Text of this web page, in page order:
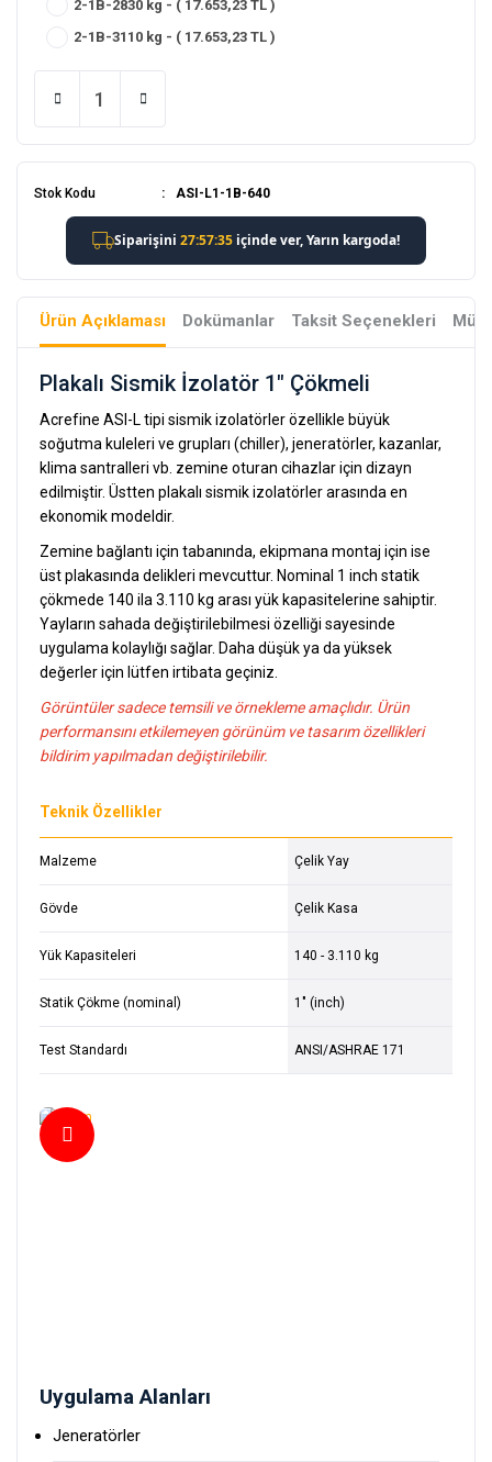
Stok Kodu ASI-L1-1B-640
2-1B-2830 kg - ( 17.653,23 TL )
2-1B-3110 kg - ( 17.653,23 TL )
Ürün Açıklaması Dokümanlar Taksit Seçenekleri
Plakalı Sismik İzolatör 1" Çökmeli
Acrefine ASI-L tipi sismik izolatörler özellikle büyük
soğutma kuleleri ve grupları (chiller), jeneratörler, kazanlar,
klima santralleri vb. zemine oturan cihazlar için dizayn
edilmiştir. Üstten plakalı sismik izolatörler arasında en
ekonomik modeldir.
Zemine bağlantı için tabanında, ekipmana montaj için ise
üst plakasında delikleri mevcuttur. Nominal 1 inch statik
çökmede 140 ila 3.110 kg arası yük kapasitelerine sahiptir.
Yayların sahada değiştirilebilmesi özelliği sayesinde
uygulama kolaylığı sağlar. Daha düşük ya da yüksek
değerler için lütfen irtibata geçiniz.
Görüntüler sadece temsili ve örnekleme amaçlıdır. Ürün
performansını etkilemeyen görünüm ve tasarım özellikleri
bildirim yapılmadan değiştirilebilir.
Teknik Özellikler
Malzeme Çelik Yay
Gövde Çelik Kasa
Yük Kapasiteleri 140 - 3.110 kg
Statik Çökme (nominal) 1" (inch)
Test Standardı ANSI/ASHRAE 171
Uygulama Alanları
Jeneratörler